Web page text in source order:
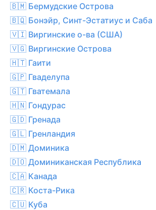
🇧🇲 Бермудские Острова
🇧🇶 Бонэйр, Синт-Эстатиус и Саба
🇻🇮 Виргинские о-ва (США)
🇻🇬 Виргинские Острова
🇭🇹 Гаити
🇬🇵 Гваделупа
🇬🇹 Гватемала
🇭🇳 Гондурас
🇬🇩 Гренада
🇬🇱 Гренландия
🇩🇲 Доминика
🇩🇴 Доминиканская Республика
🇨🇦 Канада
🇨🇷 Коста-Рика
🇨🇺 Куба